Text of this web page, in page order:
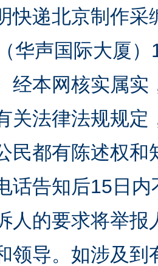
快递北京制作
华声国际大厦
经本网核实属
关法律法规规
民都有陈述权
话告知后15日
人的要求将举
领导。如涉及